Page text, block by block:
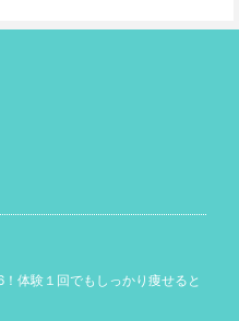
体験１回でもしっかり痩せると